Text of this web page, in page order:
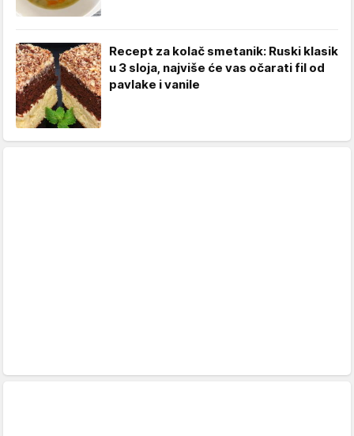
Recept za kolač smetanik: Ruski klasik
u 3 sloja, najviše će vas očarati fil od
pavlake i vanile